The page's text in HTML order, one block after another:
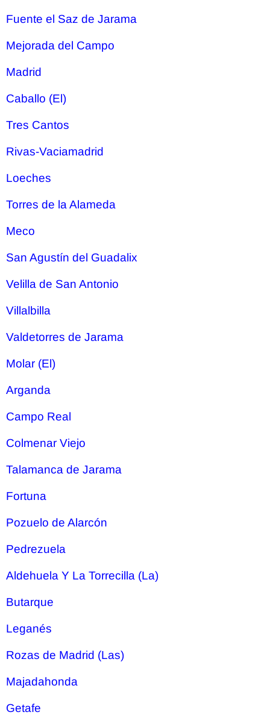
Fuente el Saz de Jarama
Mejorada del Campo
Madrid
Caballo (El)
Tres Cantos
Rivas-Vaciamadrid
Loeches
Torres de la Alameda
Meco
San Agustín del Guadalix
Velilla de San Antonio
Villalbilla
Valdetorres de Jarama
Molar (El)
Arganda
Campo Real
Colmenar Viejo
Talamanca de Jarama
Fortuna
Pozuelo de Alarcón
Pedrezuela
Aldehuela Y La Torrecilla (La)
Butarque
Leganés
Rozas de Madrid (Las)
Majadahonda
Getafe